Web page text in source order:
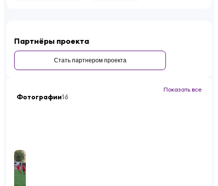
Партнёры проекта
Стать партнером проекта
Фотографии16
Показать все